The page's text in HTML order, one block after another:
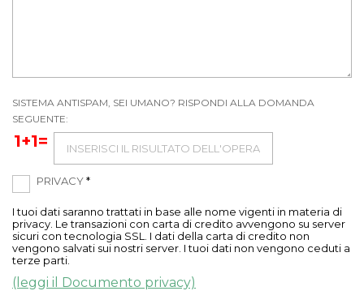
SISTEMA ANTISPAM, SEI UMANO? RISPONDI ALLA DOMANDA
SEGUENTE:
1+1=
PRIVACY*
I tuoi dati saranno trattati in base alle nome vigenti in materia di
privacy. Le transazioni con carta di credito avvengono su server
sicuri con tecnologia SSL. I dati della carta di credito non
vengono salvati sui nostri server. I tuoi dati non vengono ceduti a
terze parti.
(leggi il Documento privacy)